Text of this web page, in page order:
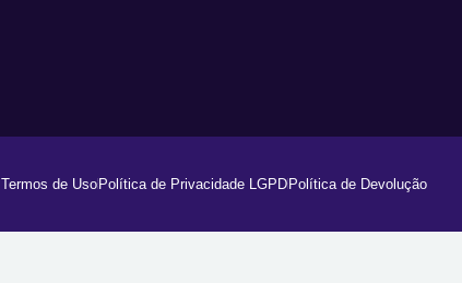
Termos de Uso Política de Privacidade LGPD Política de Devolução